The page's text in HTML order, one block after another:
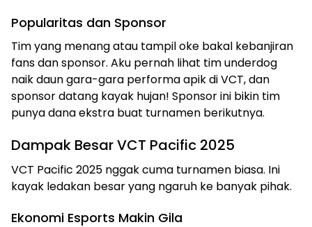
Popularitas dan Sponsor
Tim yang menang atau tampil oke bakal kebanjiran
fans dan sponsor. Aku pernah lihat tim underdog
naik daun gara-gara performa apik di VCT, dan
sponsor datang kayak hujan! Sponsor ini bikin tim
punya dana ekstra buat turnamen berikutnya.
Dampak Besar VCT Pacific 2025
VCT Pacific 2025 nggak cuma turnamen biasa. Ini
kayak ledakan besar yang ngaruh ke banyak pihak.
Ekonomi Esports Makin Gila